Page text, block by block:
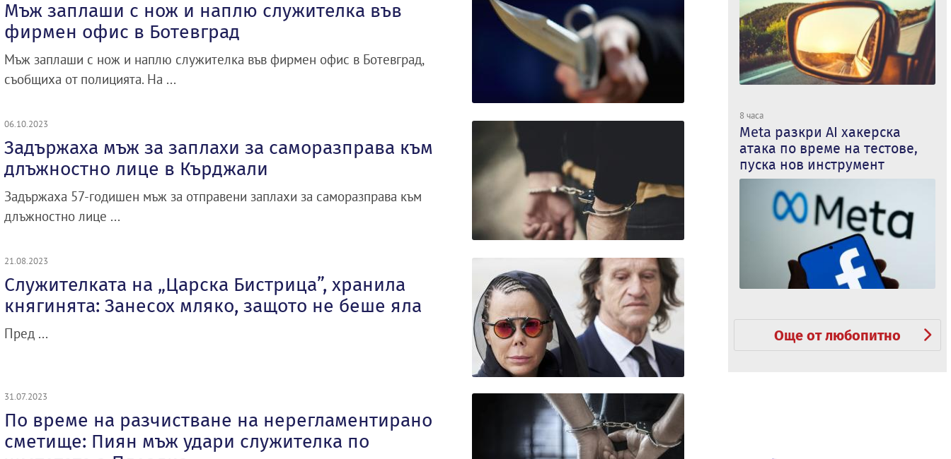
Мъж заплаши с нож и наплю служителка във
фирмен офис в Ботевград
Мъж заплаши с нож и наплю служителка във фирмен офис в Ботевград,
съобщиха от полицията. На ...
06.10.2023
Задържаха мъж за заплахи за саморазправа към
длъжностно лице в Кърджали
Задържаха 57-годишен мъж за отправени заплахи за саморазправа към
длъжностно лице ...
21.08.2023
Служителката на „Царска Бистрица”, хранила
княгинята: Занесох мляко, защото не беше яла
Пред ...
31.07.2023
По време на разчистване на нерегламентирано
сметище: Пиян мъж удари служителка по
8 часа
Meta разкри AI хакерска
атака по време на тестове,
пуска нов инструмент
Още от любопитно